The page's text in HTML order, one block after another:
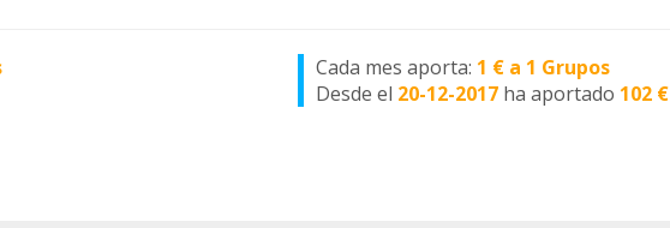
Cada mes aporta: 1 € a 1 Grupos
Desde el 20-12-2017 ha aportado 102 €